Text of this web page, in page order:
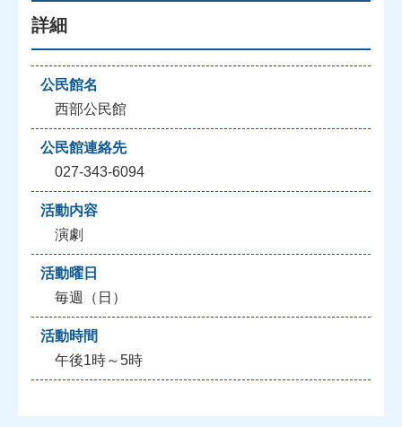
詳細
公民館名
西部公民館
公民館連絡先
027-343-6094
活動内容
演劇
活動曜日
毎週（日）
活動時間
午後1時～5時